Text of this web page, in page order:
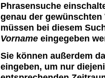
Phrasensuche
genau der
müssen bei diesem
Vorname eingegeben
Sie können außerdem
eingeben, um nur